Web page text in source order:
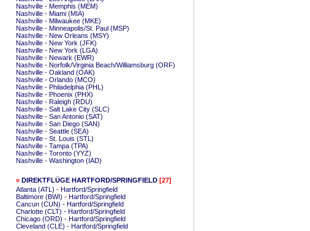
Nashville - Memphis (MEM)
Nashville - Miami (MIA)
Nashville - Milwaukee (MKE)
Nashville - Minneapolis/St. Paul (MSP)
Nashville - New Orleans (MSY)
Nashville - New York (JFK)
Nashville - New York (LGA)
Nashville - Newark (EWR)
Nashville - Norfolk/Virginia Beach/Williamsburg (ORF)
Nashville - Oakland (OAK)
Nashville - Orlando (MCO)
Nashville - Philadelphia (PHL)
Nashville - Phoenix (PHX)
Nashville - Raleigh (RDU)
Nashville - Salt Lake City (SLC)
Nashville - San Antonio (SAT)
Nashville - San Diego (SAN)
Nashville - Seattle (SEA)
Nashville - St. Louis (STL)
Nashville - Tampa (TPA)
Nashville - Toronto (YYZ)
Nashville - Washington (IAD)
« DIREKTFLÜGE HARTFORD/SPRINGFIELD [27]
Atlanta (ATL) - Hartford/Springfield
Baltimore (BWI) - Hartford/Springfield
Cancun (CUN) - Hartford/Springfield
Charlotte (CLT) - Hartford/Springfield
Chicago (ORD) - Hartford/Springfield
Cleveland (CLE) - Hartford/Springfield